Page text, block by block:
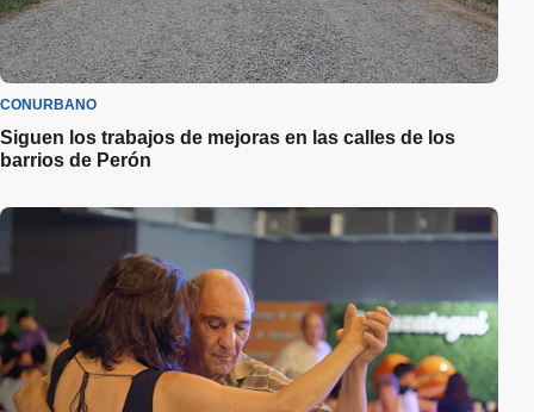
CONURBANO
Siguen los trabajos de mejoras en las calles de los
barrios de Perón